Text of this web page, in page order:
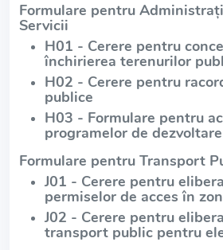
Formulare pentru
Servicii
H01 - Cerere pentru
închirierea terenurilor
H02 - Cerere pentru
publice
H03 - Formulare pentru
programelor de
Formulare pentru Transport
J01 - Cerere pentru
permiselor de acces în
J02 - Cerere pentru
transport public pentru